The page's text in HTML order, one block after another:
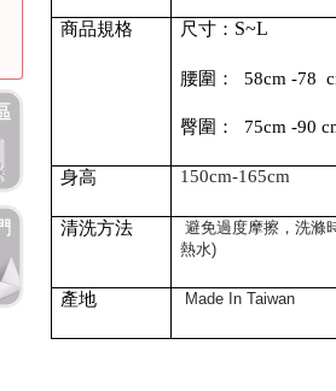
商品規格 尺寸： S~L
腰圍： 58cm -78
臀圍： 75cm -90
身高 150cm-165cm
清洗方法
避免過度摩擦，洗滌
熱水)
產地 Made In Taiwan